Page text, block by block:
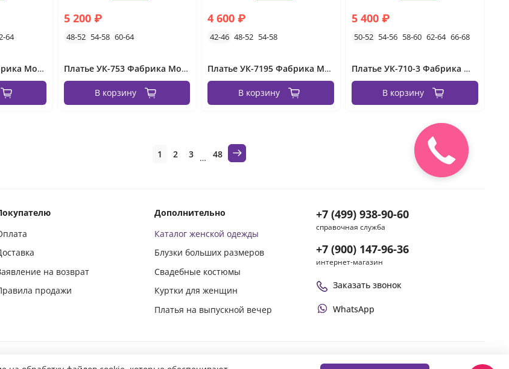
64
Платье УК-760 Фабрика Моды
5 200 ₽
48-52 54-58 60-64
Платье УК-753 Фабрика Моды
В корзину
4 600 ₽
42-46 48-52 54-58
Платье УК-7195 Фабрика Моды
В корзину
5 400 ₽
50-52 54-56 58-60 62-64 66-68
Платье УК-710-3 Фабрика Моды
В корзину
1 2 3 … 48
на возврат
продажи
Дополнительно
Каталог женской одежды
Блузки больших размеров
Свадебные костюмы
Куртки для женщин
Платья на выпускной вечер
+7 (499) 938-90-60
справочная служба
+7 (900) 147-96-36
интернет-магазин
Заказать звонок
WhatsApp
Подпишись и следи за новинками в социальных сетях Оплачивай покупки удобным способом